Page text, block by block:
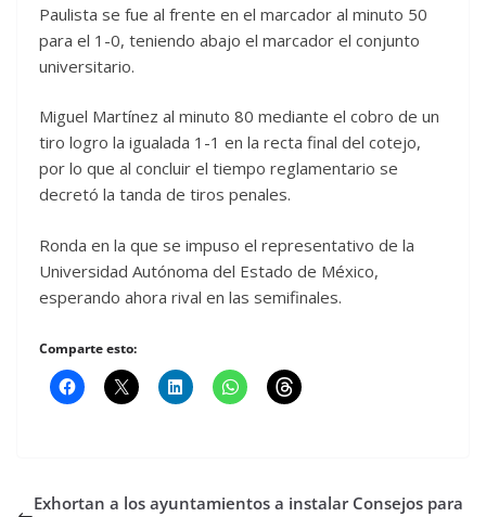
Paulista se fue al frente en el marcador al minuto 50
para el 1-0, teniendo abajo el marcador el conjunto
universitario.
Miguel Martínez al minuto 80 mediante el cobro de un
tiro logro la igualada 1-1 en la recta final del cotejo,
por lo que al concluir el tiempo reglamentario se
decretó la tanda de tiros penales.
Ronda en la que se impuso el representativo de la
Universidad Autónoma del Estado de México,
esperando ahora rival en las semifinales.
Comparte esto:
Exhortan a los ayuntamientos a instalar Consejos para